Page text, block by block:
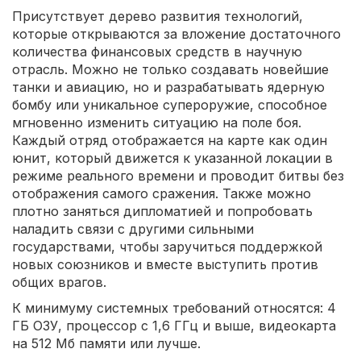
Присутствует дерево развития технологий,
которые открываются за вложение достаточного
количества финансовых средств в научную
отрасль. Можно не только создавать новейшие
танки и авиацию, но и разрабатывать ядерную
бомбу или уникальное супероружие, способное
мгновенно изменить ситуацию на поле боя.
Каждый отряд отображается на карте как один
юнит, который движется к указанной локации в
режиме реального времени и проводит битвы без
отображения самого сражения. Также можно
плотно заняться дипломатией и попробовать
наладить связи с другими сильными
государствами, чтобы заручиться поддержкой
новых союзников и вместе выступить против
общих врагов.
К минимуму системных требований относятся: 4
ГБ ОЗУ, процессор с 1,6 ГГц и выше, видеокарта
на 512 Мб памяти или лучше.